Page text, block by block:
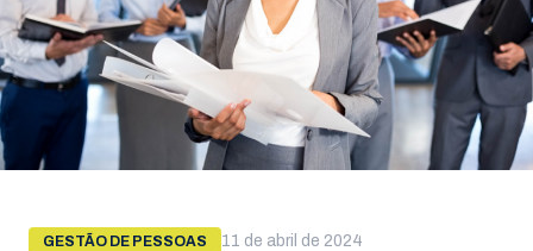
GESTÃO DE PESSOAS 11 de abril de 2024